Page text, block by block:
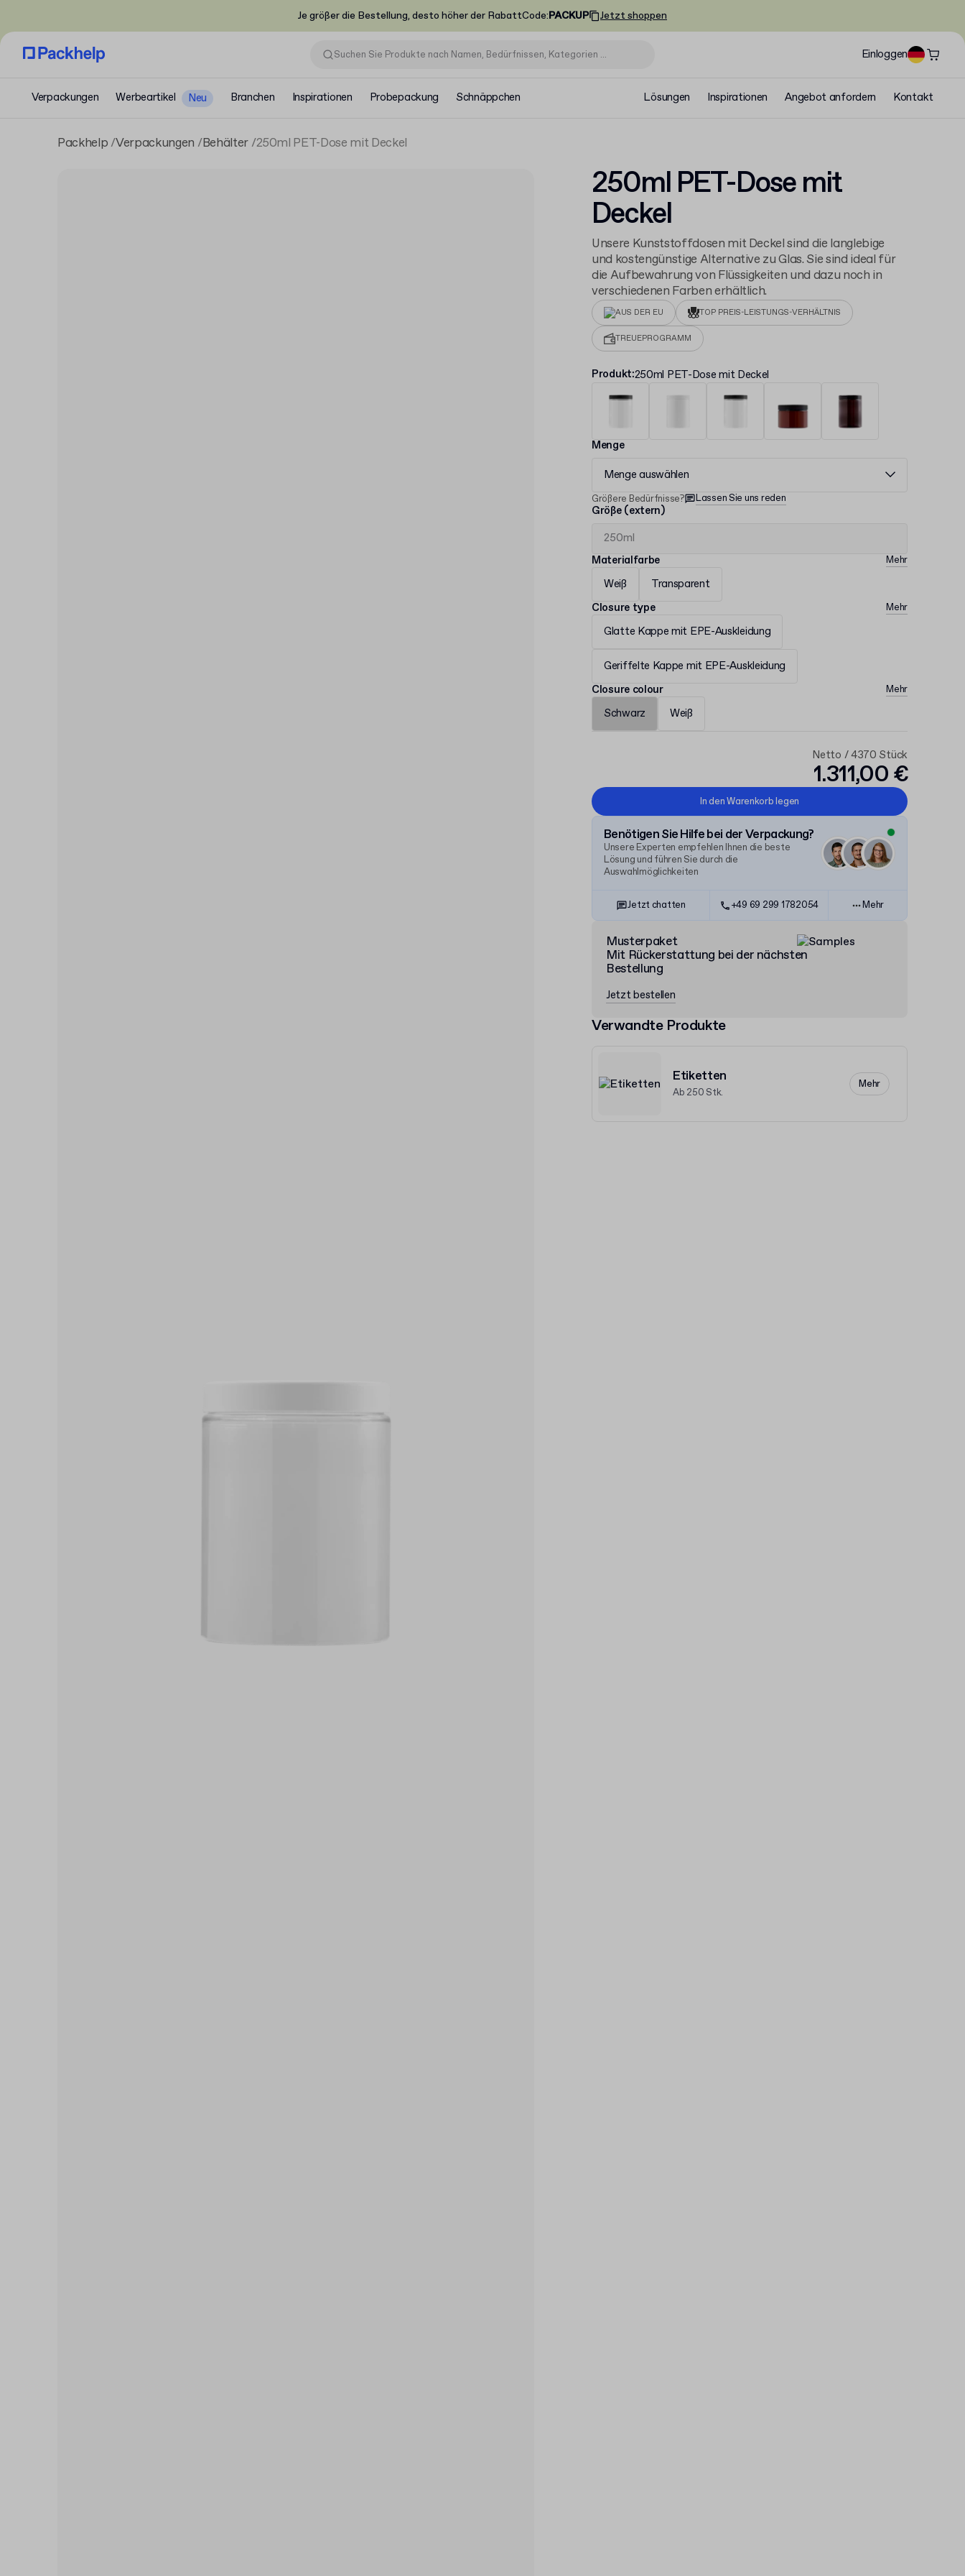
Je größer die Bestellung, desto höher der RabattCode:PACKUP Jetzt shoppen
Einloggen
Verpackungen Werbeartikel Neu Branchen Inspirationen Probepackung Schnäppchen Lösungen Inspirationen Angebot anfordern Kontakt
Packhelp Verpackungen Behälter 250ml PET-Dose mit Deckel
250ml PET-Dose mit
Deckel
Unsere Kunststoffdosen mit Deckel sind die langlebige
und kostengünstige Alternative zu Glas. Sie sind ideal für
die Aufbewahrung von Flüssigkeiten und dazu noch in
verschiedenen Farben erhältlich.
AUS DER EU TOP PREIS-LEISTUNGS-VERHÄLTNIS
TREUEPROGRAMM
Produkt:250ml PET-Dose mit Deckel
Menge
Menge auswählen
Größere Bedürfnisse? Lassen Sie uns reden
Größe (extern)
Materialfarbe Mehr
Weiß
Transparent
Closure type
Mehr
Glatte Kappe mit EPE-Auskleidung
Geriffelte Kappe mit EPE-Auskleidung
Closure colour
Mehr
Schwarz Weiß
Netto / 4370 Stück
1.311,00 €
In den Warenkorb legen
Benötigen Sie Hilfe bei der Verpackung?
Unsere Experten empfehlen Ihnen die beste
Lösung und führen Sie durch die
Auswahlmöglichkeiten
Jetzt chatten +49 69 299 1782054 Mehr
Musterpaket
Mit Rückerstattung bei der nächsten
Bestellung
Jetzt bestellen
Verwandte Produkte
Etiketten
Ab 250 Stk.
Mehr